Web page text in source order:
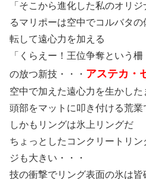
「そこから進化した私のオリ
るマリポーは空中でコルバタ
転して遠心力を加える
「くらえー！王位争奪という
の放つ新技・・・ アステカ・
空中で加えた遠心力を生かし
頭部をマットに叩き付ける荒業
しかもリングは氷上リングだ
ちょっとしたコンクリートリ
ジも大きい・・・
技の衝撃でリング表面の氷は皆